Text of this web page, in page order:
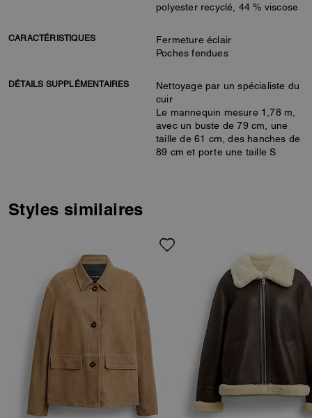
polyester recyclé, 44 % viscose
CARACTÉRISTIQUES
Fermeture éclair
Poches fendues
DÉTAILS SUPPLÉMENTAIRES
Nettoyage par un spécialiste du
cuir
Le mannequin mesure 1,78 m,
avec un buste de 79 cm, une
taille de 61 cm, des hanches de
89 cm et porte une taille S
Styles similaires